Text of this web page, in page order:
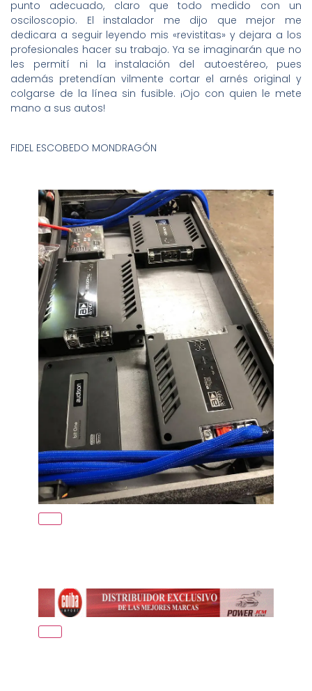
punto adecuado, claro que todo medido con un
osciloscopio. El instalador me dijo que mejor me
dedicara a seguir leyendo mis «revistitas» y dejara a los
profesionales hacer su trabajo. Ya se imaginarán que no
les permití ni la instalación del autoestéreo, pues
además pretendían vilmente cortar el arnés original y
colgarse de la línea sin fusible. ¡Ojo con quien le mete
mano a sus autos!
FIDEL ESCOBEDO MONDRAGÓN